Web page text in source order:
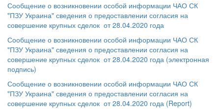
Сообщение о возникновении особой информации ЧАО СК
"ПЗУ Украина" сведения о предоставлении согласия на
совершение крупных сделок от 28.04.2020 года
Сообщение о возникновении особой информации ЧАО СК
"ПЗУ Украина" сведения о предоставлении согласия на
совершение крупных сделок от 28.04.2020 года (электронная
подпись)
Сообщение о возникновении особой информации ЧАО СК
"ПЗУ Украина" сведения о предоставлении согласия на
совершение крупных сделок от 28.04.2020 года (Report)